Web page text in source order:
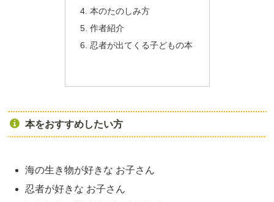
本のたのしみ方
作者紹介
忍者が出てくる子どもの本
本をおすすめしたい方
海の生き物が好きな お子さん
忍者が好きな お子さん